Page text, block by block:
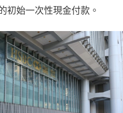
初始一次性現金付款。